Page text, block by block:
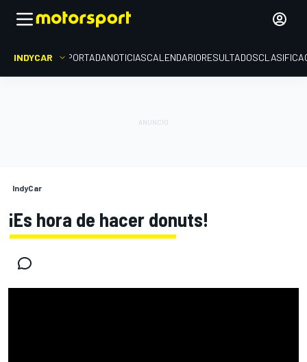
INDYCAR PORTADANOTICIASCALENDARIORESULTADOS
IndyCar
¡Es hora de hacer donuts!